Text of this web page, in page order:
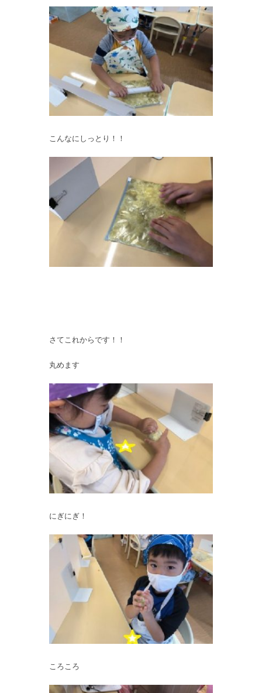
こんなにしっとり！！
さてこれからです！！
丸めます
にぎにぎ！
ころころ